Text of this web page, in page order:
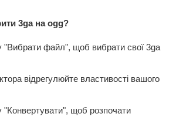
3ga на ogg?
"Вибрати файл", щоб вибрати свої 3ga
відрегулюйте властивості вашого
"Конвертувати", щоб розпочати